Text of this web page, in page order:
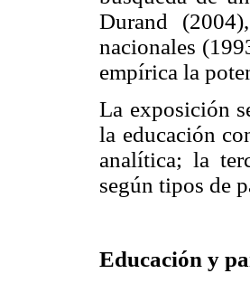
Durand
nacionales
empírica la
La exposición
la educación
analítica; la
según tipos de
Educación y